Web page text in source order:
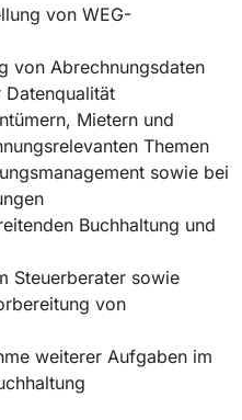
von WEG-
von Abrechnungsdaten
Datenqualität
Mietern und
Themen
sowie bei
Buchhaltung und
Steuerberater sowie
von
weiterer Aufgaben im